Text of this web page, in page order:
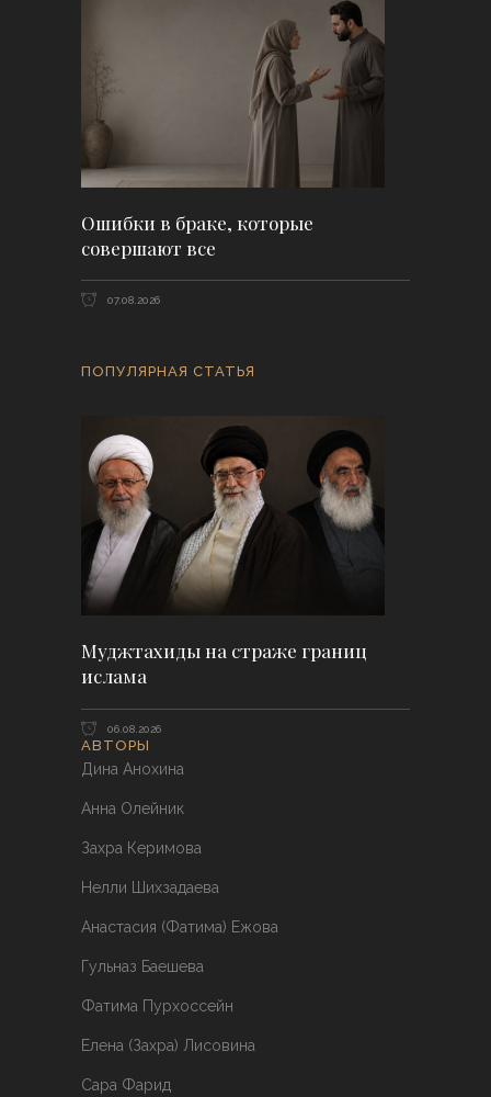
Ошибки в браке, которые
совершают все
07.08.2026
ПОПУЛЯРНАЯ СТАТЬЯ
Муджтахиды на страже границ
ислама
06.08.2026
АВТОРЫ
Дина Анохина
Анна Олейник
Захра Керимова
Нелли Шихзадаева
Анастасия (Фатима) Ежова
Гульназ Баешева
Фатима Пурхоссейн
Елена (Захра) Лисовина
Сара Фарид